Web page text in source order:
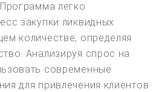
легко
закупки ликвидных
количестве, определяя
Анализируя спрос на
современные
для привлечения клиентов